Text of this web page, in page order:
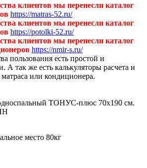
клиентов мы перенесли каталог
https://matras-52.ru/
клиентов мы перенесли каталог
https://potolki-52.ru/
клиентов мы перенесли каталог
https://nmir-s.ru/
пользования есть простой и
А так же есть калькуляторы расчета и
или кондиционера.
место 80кг